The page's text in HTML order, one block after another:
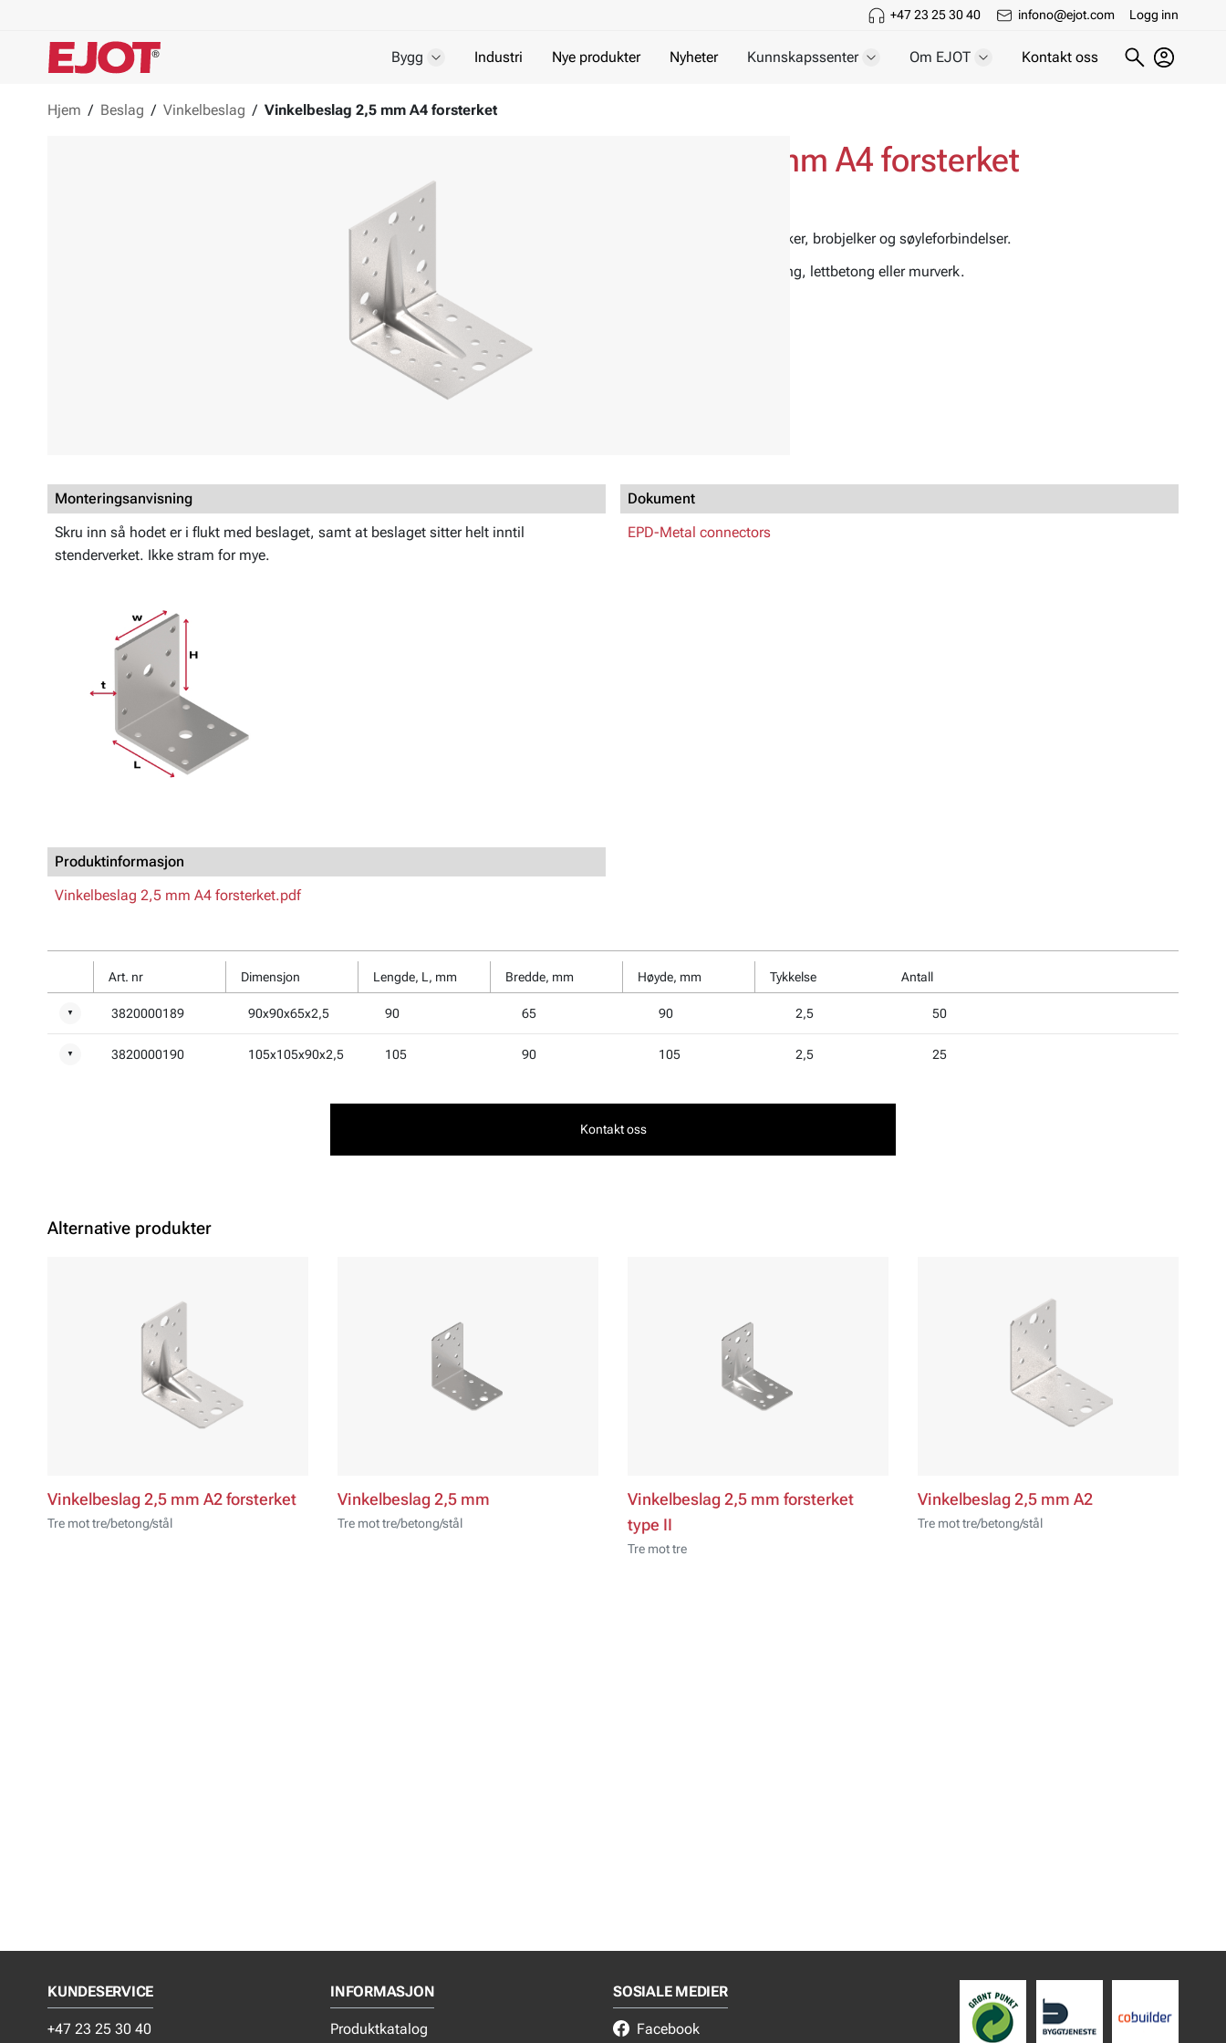
+47 23 25 30 40 infono@ejot.com Logg inn
Bygg Industri Nye produkter Nyheter Kunnskapssenter Om EJOT Kontakt oss
Hjem / Beslag / Vinkelbeslag / Vinkelbeslag 2,5 mm A4 forsterket
Vinkelbeslag 2,5 mm A4 forsterket
Brukes til montering av kryssende trebjelker, brobjelker og søyleforbindelser.
Brukes også til å feste tredetaljer til betong, lettbetong eller murverk.
Monteringsanvisning
Skru inn så hodet er i flukt med beslaget, samt at beslaget sitter helt inntil
stenderverket. Ikke stram for mye.
Dokument
EPD-Metal connectors
Produktinformasjon
Vinkelbeslag 2,5 mm A4 forsterket.pdf
Art. nr Dimensjon Lengde, L, mm Bredde, mm Høyde, mm Tykkelse Antall
▼ 3820000189 90x90x65x2,5 90 65 90 2,5 50
▼ 3820000190 105x105x90x2,5 105 90 105 2,5 25
Kontakt oss
Alternative produkter
Vinkelbeslag 2,5 mm A2 forsterket
Tre mot tre/betong/stål
Vinkelbeslag 2,5 mm
Tre mot tre/betong/stål
Vinkelbeslag 2,5 mm forsterket
type II
Tre mot tre
Vinkelbeslag 2,5 mm A2
Tre mot tre/betong/stål
KUNDESERVICE
+47 23 25 30 40
INFORMASJON
Produktkatalog
SOSIALE MEDIER
Facebook